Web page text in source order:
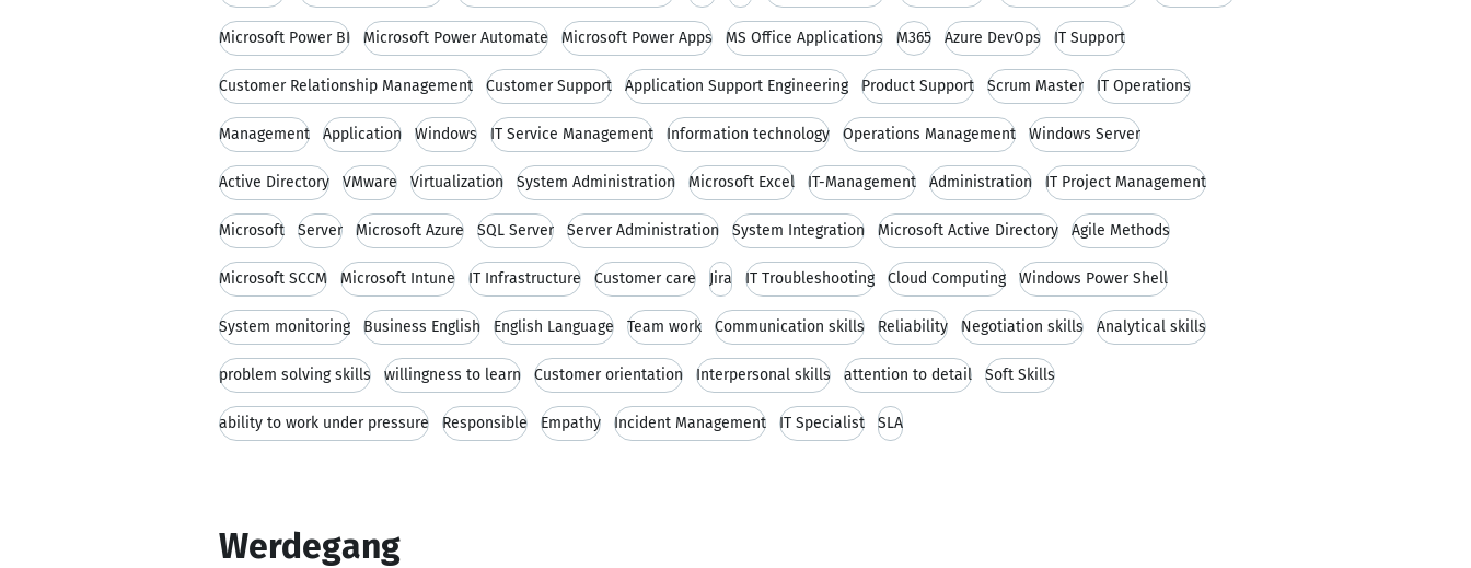
Microsoft Power BI Microsoft Power Automate Microsoft Power Apps MS Office Applications M365 Azure DevOps IT Support
Customer Relationship Management Customer Support Application Support Engineering Product Support Scrum Master IT Operations
Management Application Windows IT Service Management Information technology Operations Management Windows Server
Active Directory VMware Virtualization System Administration Microsoft Excel IT-Management Administration IT Project Management
Microsoft Server Microsoft Azure SQL Server Server Administration System Integration Microsoft Active Directory Agile Methods
Microsoft SCCM Microsoft Intune IT Infrastructure Customer care Jira IT Troubleshooting Cloud Computing Windows Power Shell
System monitoring Business English English Language Team work Communication skills Reliability Negotiation skills Analytical skills
problem solving skills willingness to learn Customer orientation Interpersonal skills attention to detail Soft Skills
ability to work under pressure Responsible Empathy Incident Management IT Specialist SLA
Werdegang